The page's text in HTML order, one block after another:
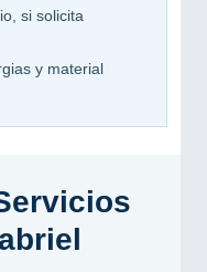
si solicita
y material